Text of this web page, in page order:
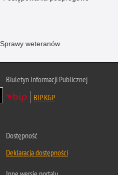
Sprawy weteranów
Biuletyn Informacji Publicznej
BIP KGP
Dostępność
Deklaracja dostępności